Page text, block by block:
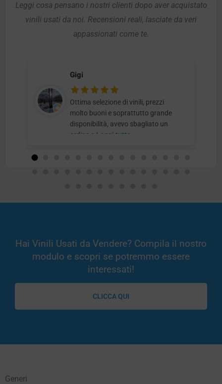
Leggi cosa pensano i nostri clienti dopo aver acquistato
vinili usati da noi. Recensioni reali, lasciate da veri
appassionati come te.
Gigi
Ottima selezione di vinili, prezzi
molto buoni e soprattutto grande
disponibilità, avevo sbagliato un
ordine e Leggi tutto
Hai Vinili Usati da Vendere? Compila il nostro
modulo e scopri se potremmo essere
interessati!
CLICCA QUI
Generi